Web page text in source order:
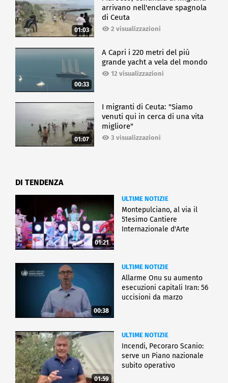
01:03
arrivano nell'enclave spagnola
di Ceuta
2 visualizzazioni
00:33
A Capri i 220 metri del più
grande yacht a vela del mondo
12 visualizzazioni
01:07
I migranti di Ceuta: "Siamo
venuti qui in cerca di una vita
migliore"
3 visualizzazioni
DI TENDENZA
01:21
ULTIME NOTIZIE
Montepulciano, al via il
51esimo Cantiere
Internazionale d'Arte
00:38
ULTIME NOTIZIE
Allarme Onu su aumento
esecuzioni capitali Iran: 56
uccisioni da marzo
01:59
ULTIME NOTIZIE
Incendi, Pecoraro Scanio:
serve un Piano nazionale
subito operativo